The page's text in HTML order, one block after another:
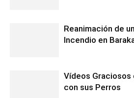
Reanimación de
Incendio en
Vídeos Graciosos
con sus Perros